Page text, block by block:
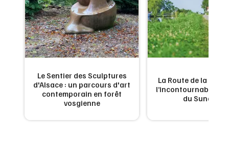
Le Sentier des Sculptures
d'Alsace : un parcours d'art
contemporain en forêt
vosgienne
La Route de la
l’incontournable
du Sundgau